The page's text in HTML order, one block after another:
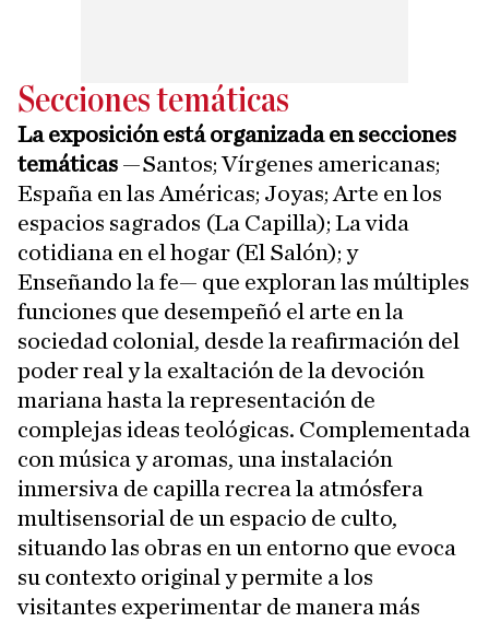
Secciones temáticas
La exposición está organizada en secciones
temáticas —Santos; Vírgenes americanas;
España en las Américas; Joyas; Arte en los
espacios sagrados (La Capilla); La vida
cotidiana en el hogar (El Salón); y
Enseñando la fe— que exploran las múltiples
funciones que desempeñó el arte en la
sociedad colonial, desde la reafirmación del
poder real y la exaltación de la devoción
mariana hasta la representación de
complejas ideas teológicas. Complementada
con música y aromas, una instalación
inmersiva de capilla recrea la atmósfera
multisensorial de un espacio de culto,
situando las obras en un entorno que evoca
su contexto original y permite a los
visitantes experimentar de manera más